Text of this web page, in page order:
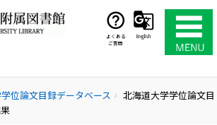
よくある
ご質問
English
位論文目録データベース chevron_right
北海道大学学位論文目